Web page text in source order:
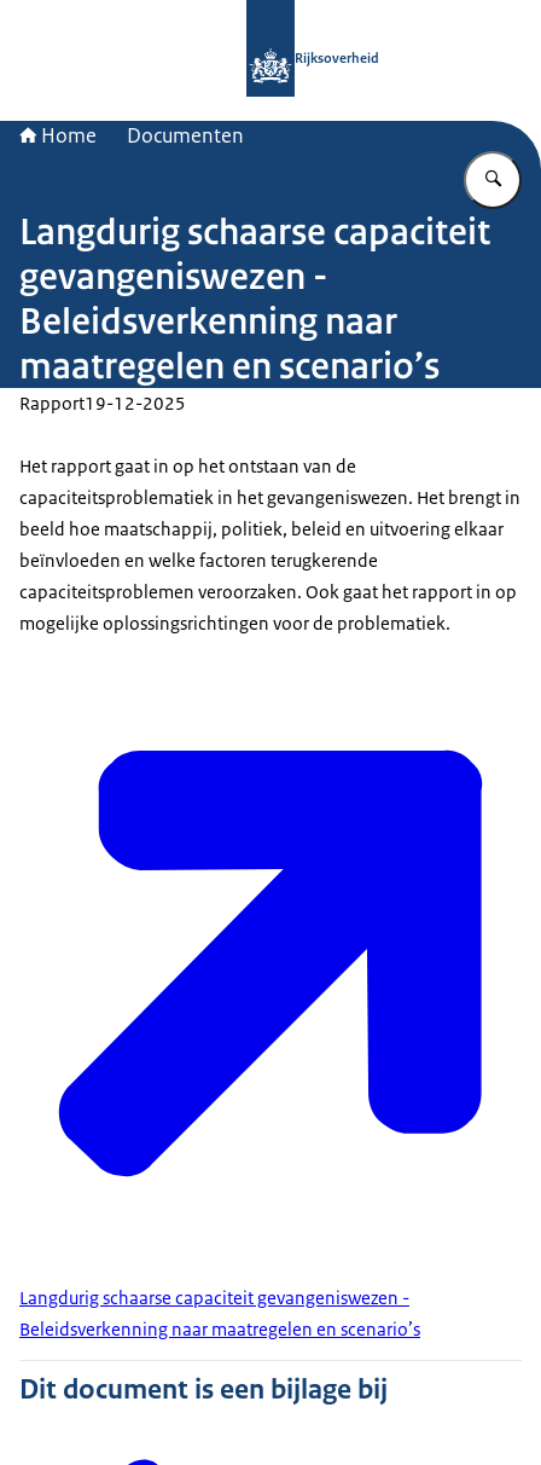
Rijksoverheid
Home Documenten
Langdurig schaarse capaciteit
gevangeniswezen -
Beleidsverkenning naar
maatregelen en scenario’s
Rapport19-12-2025
Het rapport gaat in op het ontstaan van de
capaciteitsproblematiek in het gevangeniswezen. Het brengt in
beeld hoe maatschappij, politiek, beleid en uitvoering elkaar
beïnvloeden en welke factoren terugkerende
capaciteitsproblemen veroorzaken. Ook gaat het rapport in op
mogelijke oplossingsrichtingen voor de problematiek.
Langdurig schaarse capaciteit gevangeniswezen -
Beleidsverkenning naar maatregelen en scenario’s
Dit document is een bijlage bij